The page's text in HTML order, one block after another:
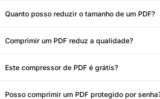
Quanto posso reduzir o tamanho de um PDF?
Comprimir um PDF reduz a qualidade?
Este compressor de PDF é grátis?
Posso comprimir um PDF protegido por